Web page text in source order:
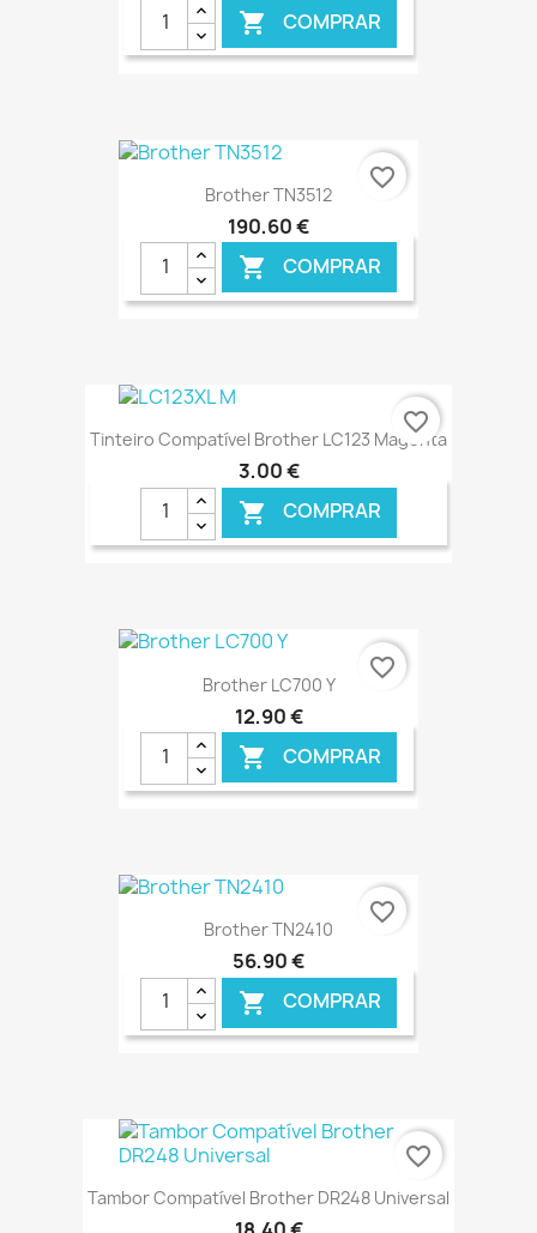
 COMPRAR
€ ONLINE
Brother TN3512
190,60 €
 COMPRAR
€ ONLINE
favorite_border
Tinteiro Compatível Brother LC123 Magenta
3,00 €
 COMPRAR
€ ONLINE
favorite_border
Brother LC700 Y
12,90 €
 COMPRAR
€ ONLINE
favorite_border
Brother TN2410
56,90 €
 COMPRAR
€ ONLINE
favorite_border
Tambor Compatível Brother DR248 Universal
favorite_border